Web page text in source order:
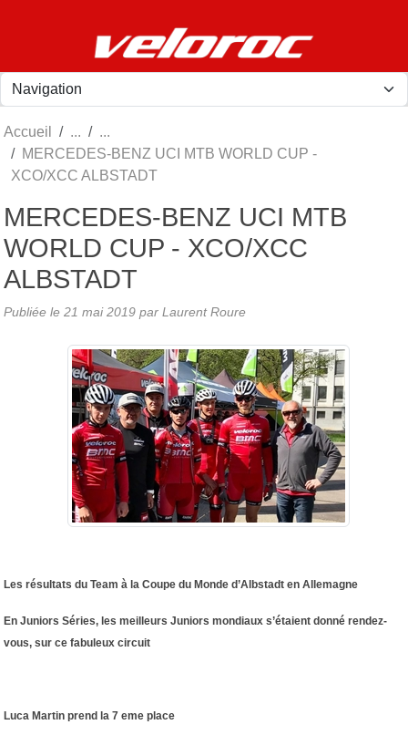
Accueil
MERCEDES-BENZ UCI MTB WORLD CUP -
XCO/XCC ALBSTADT
MERCEDES-BENZ UCI MTB
WORLD CUP - XCO/XCC
ALBSTADT
Publiée le 21 mai 2019 par Laurent Roure
Les résultats du Team à la Coupe du Monde d’Albstadt en Allemagne
En Juniors Séries, les meilleurs Juniors mondiaux s’étaient donné rendez-
vous, sur ce fabuleux circuit
Luca Martin prend la 7 eme place